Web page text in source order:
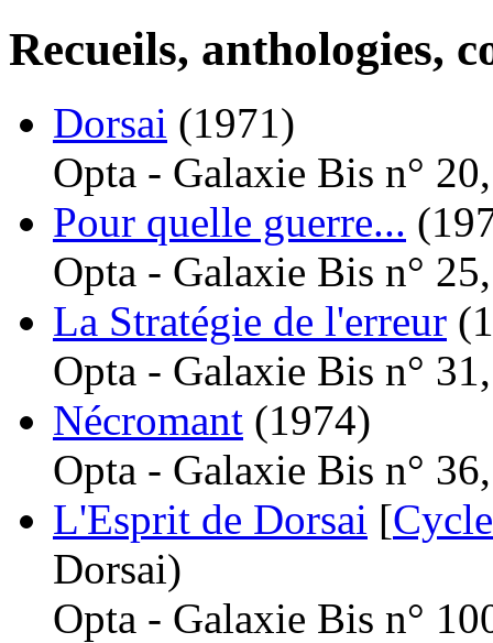
Recueils, anthologies,
Dorsai (1971)
Opta - Galaxie Bis n°
Pour quelle guerre...
Opta - Galaxie Bis n°
La Stratégie de l'erreur
Opta - Galaxie Bis n°
Nécromant (1974)
Opta - Galaxie Bis n°
L'Esprit de Dorsai [
Dorsai)
Opta - Galaxie Bis n°